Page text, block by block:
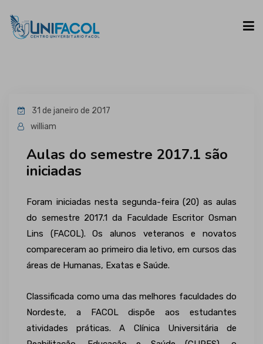
CURSOS
ESPAÇO DO ALUNO
CONTATO
31 de janeiro de 2017
william
Aulas do semestre 2017.1 são
iniciadas
Foram iniciadas nesta segunda-feira (20) as aulas
do semestre 2017.1 da Faculdade Escritor Osman
Lins (FACOL). Os alunos veteranos e novatos
compareceram ao primeiro dia letivo, em cursos das
áreas de Humanas, Exatas e Saúde.
Classificada como uma das melhores faculdades do
Nordeste, a FACOL dispõe aos estudantes
atividades práticas. A Clínica Universitária de